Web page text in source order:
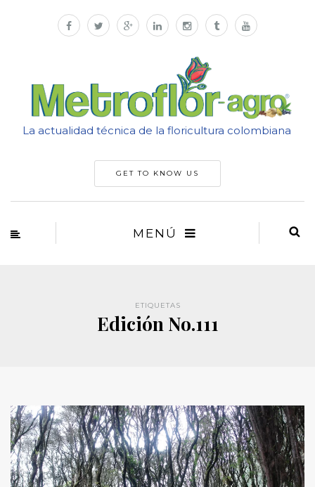
La actualidad técnica de la floricultura colombiana
GET TO KNOW US
MENÚ
ETIQUETAS
Edición No.111